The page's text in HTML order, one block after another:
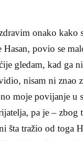
onako kako
povio se
gledam, kad ga
nisam ni znao
moje povi­janje u
pa je – zbog
šta tra­žio od